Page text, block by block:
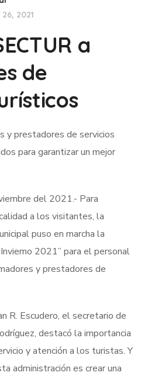
2021
a
de
y prestadores de servicios
para garantizar un mejor
del 2021.- Para
a los visitantes, la
puso en marcha la
Invierno 2021” para el personal
y prestadores de
R. Escudero, el secretario de
destacó la importancia
y atención a los turistas. Y
administración es crear una